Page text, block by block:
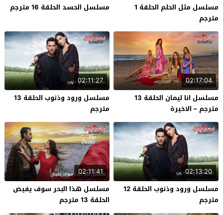
مسلسل مثل الحلم الحلقة 1
مترجم
مسلسل الحسد الحلقة 16 مترجم
02:17:04
مسلسل انا ليمان الحلقة 13
مترجم – الاخيرة
02:11:27
مسلسل ورود وذنوب الحلقة 13
مترجم
02:13:20
مسلسل ورود وذنوب الحلقة 12
مترجم
02:11:41
مسلسل هذا البحر سوف يفيض
الحلقة 13 مترجم